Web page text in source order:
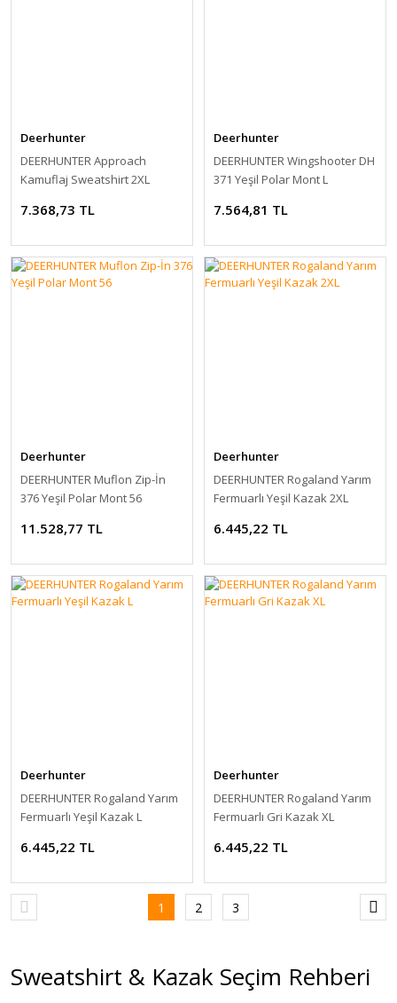
Deerhunter
DEERHUNTER Approach
Kamuflaj Sweatshirt 2XL
7.368,73 TL
Deerhunter
DEERHUNTER Wingshooter DH
371 Yeşil Polar Mont L
7.564,81 TL
Deerhunter
DEERHUNTER Muflon Zip-İn
376 Yeşil Polar Mont 56
11.528,77 TL
Deerhunter
DEERHUNTER Rogaland Yarım
Fermuarlı Yeşil Kazak 2XL
6.445,22 TL
Deerhunter
DEERHUNTER Rogaland Yarım
Fermuarlı Yeşil Kazak L
6.445,22 TL
Deerhunter
DEERHUNTER Rogaland Yarım
Fermuarlı Gri Kazak XL
6.445,22 TL
1 2 3
Sweatshirt & Kazak Seçim Rehberi